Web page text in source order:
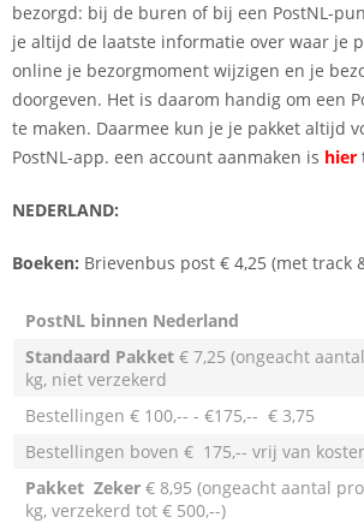
bezorgd: bij de buren of bij een PostNL-
je altijd de laatste informatie over waar je
online je bezorgmoment wijzigen en je
doorgeven. Het is daarom handig om een
te maken. Daarmee kun je je pakket altijd
PostNL-app. een account aanmaken is hier
NEDERLAND:
Boeken: Brievenbus post € 4,25 (met track
PostNL binnen Nederland
Standaard Pakket € 7,25 (ongeacht
kg, niet verzekerd
Bestellingen € 100,-- - €175,-- € 3,75
Bestellingen boven € 175,-- vrij van
Pakket Zeker € 8,95 (ongeacht aantal
kg, verzekerd tot € 500,--)